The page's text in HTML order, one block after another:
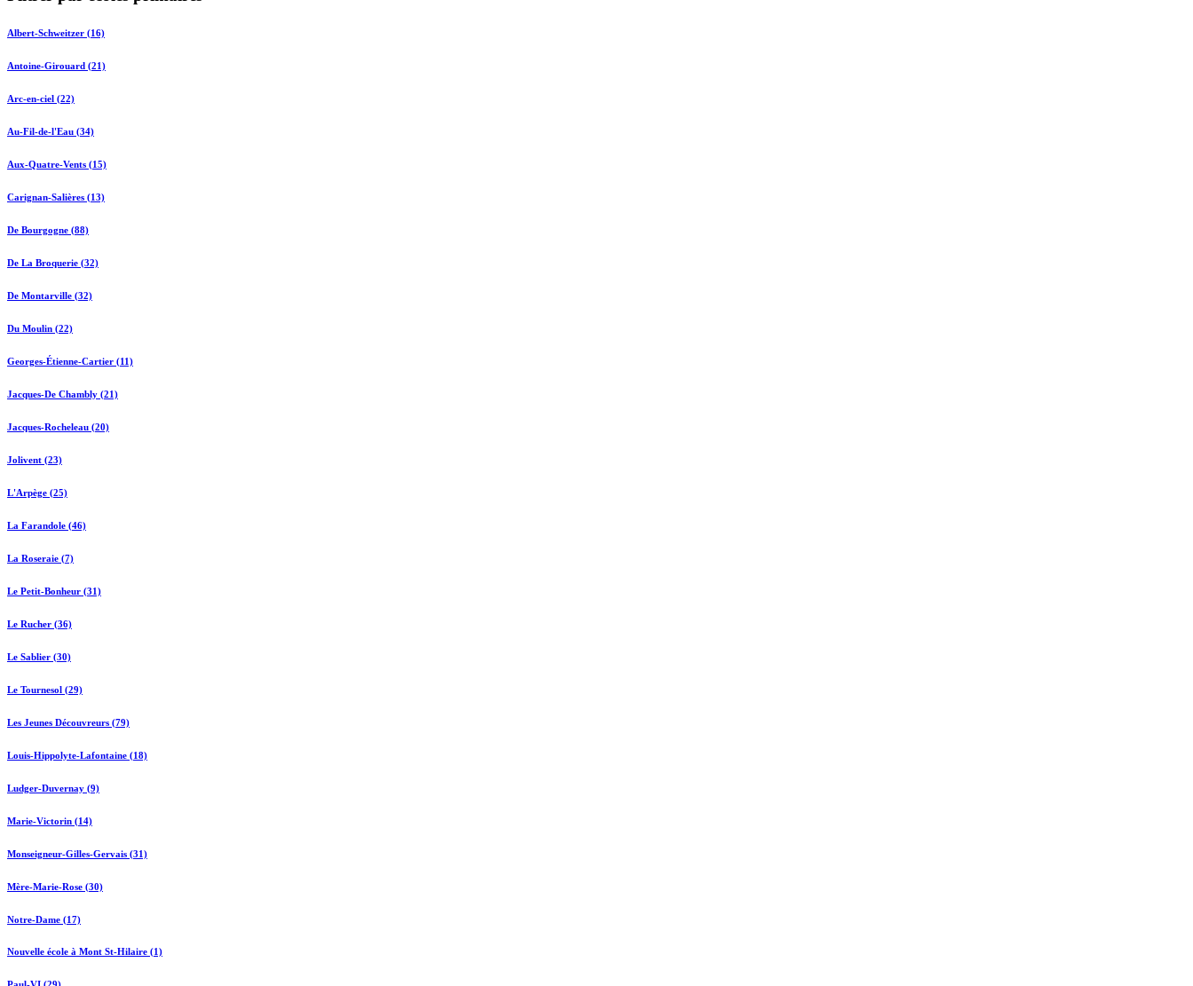
Albert-Schweitzer (16)
Antoine-Girouard (21)
Arc-en-ciel (22)
Au-Fil-de-l'Eau (34)
Aux-Quatre-Vents (15)
Carignan-Salières (13)
De Bourgogne (88)
De La Broquerie (32)
De Montarville (32)
Du Moulin (22)
Georges-Étienne-Cartier (11)
Jacques-De Chambly (21)
Jacques-Rocheleau (20)
Jolivent (23)
L'Arpège (25)
La Farandole (46)
La Roseraie (7)
Le Petit-Bonheur (31)
Le Rucher (36)
Le Sablier (30)
Le Tournesol (29)
Les Jeunes Découvreurs (79)
Louis-Hippolyte-Lafontaine (18)
Ludger-Duvernay (9)
Marie-Victorin (14)
Monseigneur-Gilles-Gervais (31)
Mère-Marie-Rose (30)
Notre-Dame (17)
Nouvelle école à Mont St-Hilaire (1)